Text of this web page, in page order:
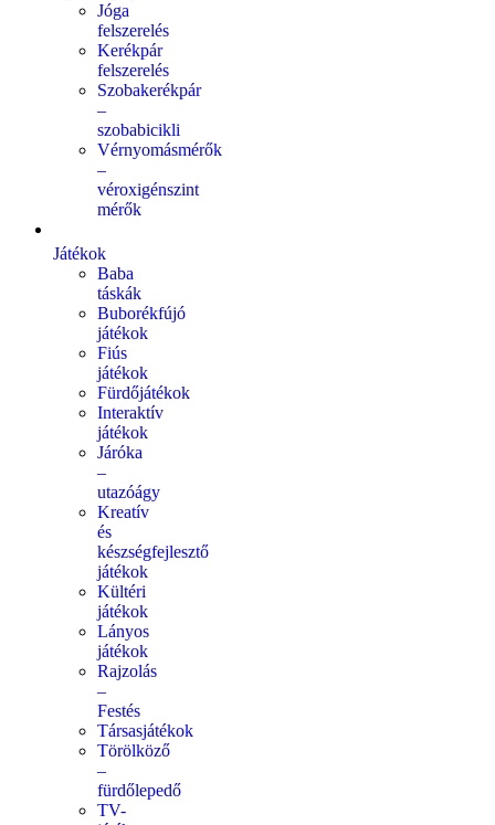
Jóga
felszerelés
Kerékpár
felszerelés
Szobakerékpár
–
szobabicikli
Vérnyomásmérők
–
véroxigénszint
mérők
Játékok
Baba
táskák
Buborékfújó
játékok
Fiús
játékok
Fürdőjátékok
Interaktív
játékok
Járóka
–
utazóágy
Kreatív
és
készségfejlesztő
játékok
Kültéri
játékok
Lányos
játékok
Rajzolás
–
Festés
Társasjátékok
Törölköző
–
fürdőlepedő
TV-